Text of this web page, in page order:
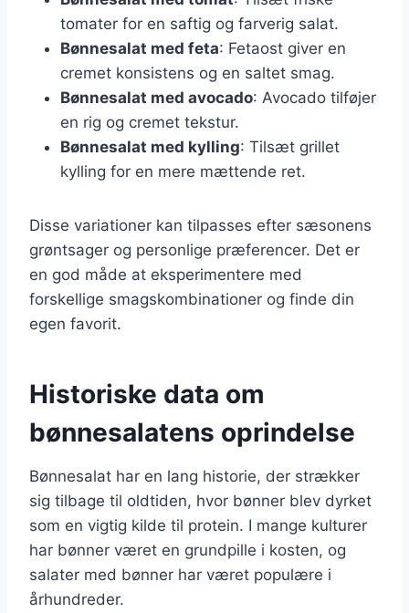
tomater for en saftig og farverig salat.
Bønnesalat med feta: Fetaost giver en
cremet konsistens og en saltet smag.
Bønnesalat med avocado: Avocado tilføjer
en rig og cremet tekstur.
Bønnesalat med kylling: Tilsæt grillet
kylling for en mere mættende ret.
Disse variationer kan tilpasses efter sæsonens
grøntsager og personlige præferencer. Det er
en god måde at eksperimentere med
forskellige smagskombinationer og finde din
egen favorit.
Historiske data om
bønnesalatens oprindelse
Bønnesalat har en lang historie, der strækker
sig tilbage til oldtiden, hvor bønner blev dyrket
som en vigtig kilde til protein. I mange kulturer
har bønner været en grundpille i kosten, og
salater med bønner har været populære i
århundreder.